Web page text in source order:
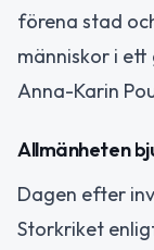
förena stad
människor i
Anna-Karin
Allmänheten
Dagen efter
Storkriket